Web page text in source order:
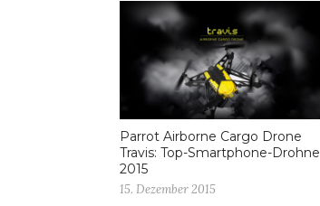
Parrot Airborne Cargo Drone
Travis: Top-Smartphone-Drohne
2015
15. Dezember 2015